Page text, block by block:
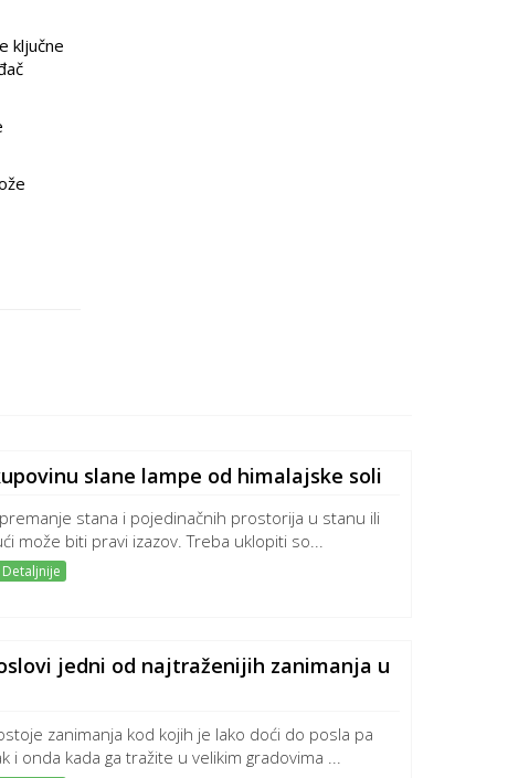
ključne
slane lampe od himalajske soli
stana i pojedinačnih prostorija u stanu ili
može biti pravi izazov. Treba uklopiti so...
Detaljnije
jedni od najtraženijih zanimanja u
zanimanja kod kojih je lako doći do posla pa
i onda kada ga tražite u velikim gradovima ...